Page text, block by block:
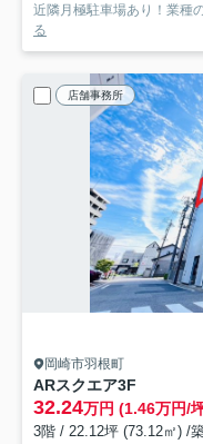
近隣月極駐車場あり！業種
る
店舗事務所
岡崎市羽根町
ARスクエア3F
32.24万円 (1.46万円/
3階 / 22.12坪 (73.12㎡) /